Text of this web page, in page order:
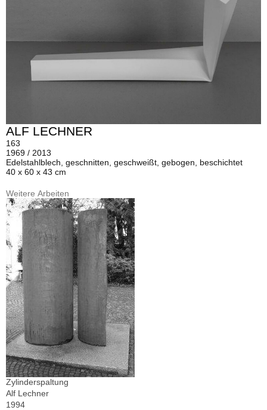
ALF LECHNER
163
1969 / 2013
Edelstahlblech, geschnitten, geschweißt, gebogen, beschichtet
40 x 60 x 43 cm
Weitere Arbeiten
Zylinderspaltung
Alf Lechner
1994